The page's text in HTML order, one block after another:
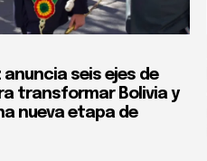
anuncia seis ejes de
transformar Bolivia y
nueva etapa de